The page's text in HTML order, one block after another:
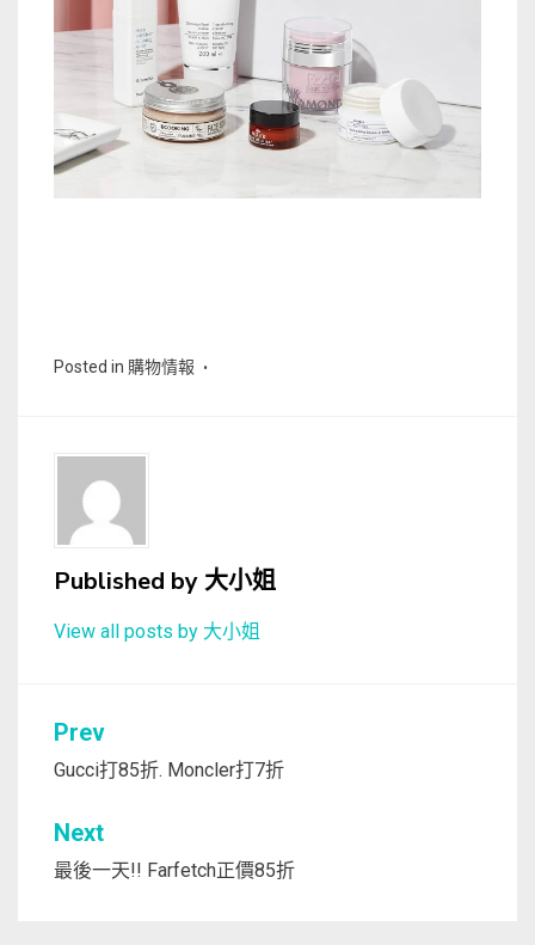
Posted in 購物情報
Published by大小姐
View all posts by 大小姐
文
章
導
覽
Prev
Gucci打85折. Moncler打7折
Next
最後一天!! Farfetch正價85折